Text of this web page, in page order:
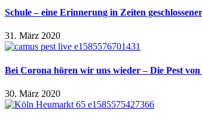
Schule – eine Erinnerung in Zeiten
31. März 2020
Bei Corona hören wir uns wieder – Die Pest
30. März 2020